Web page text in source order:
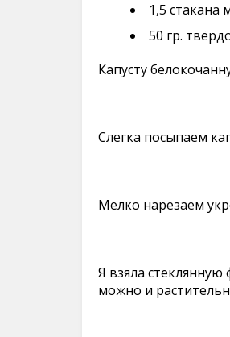
1,5 стакана
50 гр.
Капусту
Слегка посыпаем
Мелко нарезаем
Я взяла
можно и